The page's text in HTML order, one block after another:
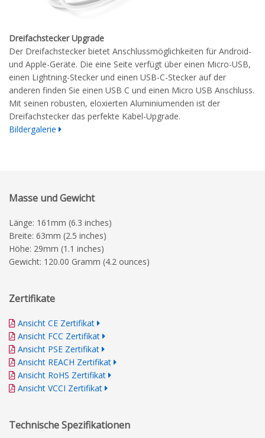
Dreifachstecker Upgrade
Der Dreifachstecker bietet Anschlussmöglichkeiten für Android-
und Apple-Geräte. Die eine Seite verfügt über einen Micro-USB,
einen Lightning-Stecker und einen USB-C-Stecker auf der
anderen finden Sie einen USB C und einen Micro USB Anschluss.
Mit seinen robusten, eloxierten Aluminiumenden ist der
Dreifachstecker das perfekte Kabel-Upgrade.
Bildergalerie
Masse und Gewicht
Länge: 161mm (6.3 inches)
Breite: 63mm (2.5 inches)
Höhe: 29mm (1.1 inches)
Gewicht: 120.00 Gramm (4.2 ounces)
Zertifikate
Ansicht CE Zertifikat
Ansicht FCC Zertifikat
Ansicht PSE Zertifikat
Ansicht REACH Zertifikat
Ansicht RoHS Zertifikat
Ansicht VCCI Zertifikat
Technische Spezifikationen